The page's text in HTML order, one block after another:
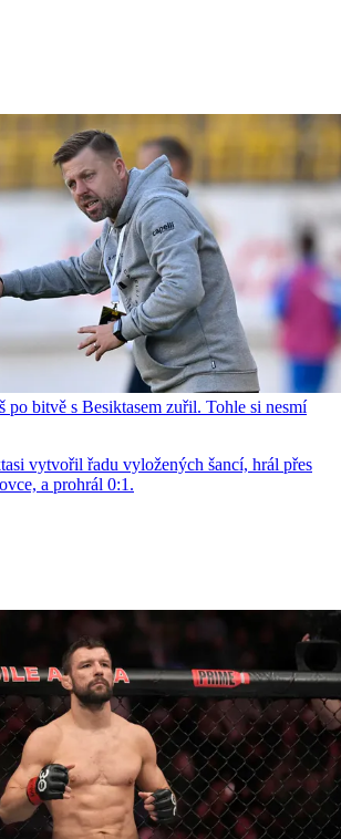
po bitvě s Besiktasem zuřil. Tohle si nesmí
vytvořil řadu vyložených šancí, hrál přes
a prohrál 0:1.